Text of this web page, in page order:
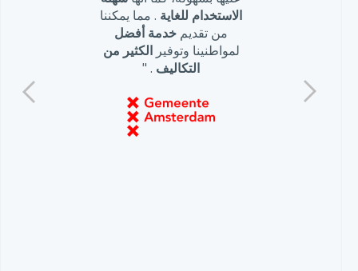
الاستخدام للغاية . مما يمكننا
من تقديم خدمة أفضل
لمواطنينا وتوفيرالكثير من
التكاليف . "